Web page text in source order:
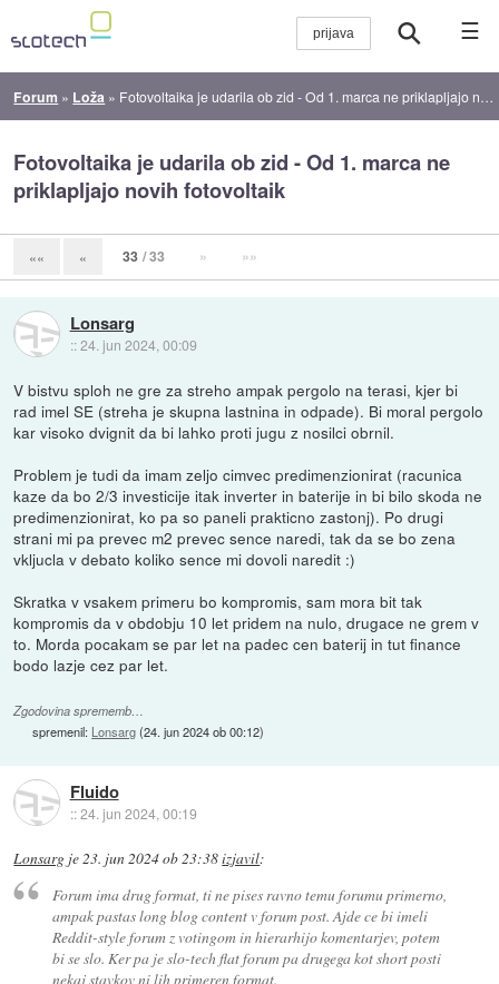
☰
Forum » Loža » Fotovoltaika je udarila ob zid - Od 1. marca ne priklapljajo novih fotovoltaik
Fotovoltaika je udarila ob zid - Od 1. marca ne
priklapljajo novih fotovoltaik
«« « 33 / 33 » »»
Lonsarg
::24. jun 2024, 00:09
V bistvu sploh ne gre za streho ampak pergolo na terasi, kjer bi
rad imel SE (streha je skupna lastnina in odpade). Bi moral pergolo
kar visoko dvignit da bi lahko proti jugu z nosilci obrnil.
Problem je tudi da imam zeljo cimvec predimenzionirat (racunica
kaze da bo 2/3 investicije itak inverter in baterije in bi bilo skoda ne
predimenzionirat, ko pa so paneli prakticno zastonj). Po drugi
strani mi pa prevec m2 prevec sence naredi, tak da se bo zena
vkljucla v debato koliko sence mi dovoli naredit :)
Skratka v vsakem primeru bo kompromis, sam mora bit tak
kompromis da v obdobju 10 let pridem na nulo, drugace ne grem v
to. Morda pocakam se par let na padec cen baterij in tut finance
bodo lazje cez par let.
Zgodovina sprememb…
spremenil: Lonsarg(24. jun 2024 ob 00:12)
Fluido
::24. jun 2024, 00:19
Lonsarg je23. jun 2024 ob 23:38izjavil:
Forum ima drug format, ti ne pises ravno temu forumu primerno,
ampak pastas long blog content v forum post. Ajde ce bi imeli
Reddit-style forum z votingom in hierarhijo komentarjev, potem
bi se slo. Ker pa je slo-tech flat forum pa drugega kot short posti
nekaj stavkov ni lih primeren format.